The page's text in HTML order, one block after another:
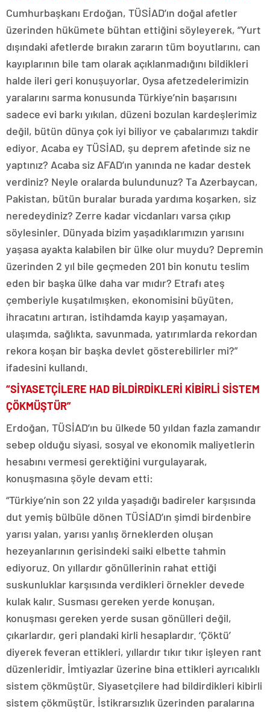
Cumhurbaşkanı Erdoğan, TÜSİAD’ın doğal afetler
üzerinden hükümete bühtan ettiğini söyleyerek, “Yurt
dışındaki afetlerde bırakın zararın tüm boyutlarını, can
kayıplarının bile tam olarak açıklanmadığını bildikleri
halde ileri geri konuşuyorlar. Oysa afetzedelerimizin
yaralarını sarma konusunda Türkiye’nin başarısını
sadece evi barkı yıkılan, düzeni bozulan kardeşlerimiz
değil, bütün dünya çok iyi biliyor ve çabalarımızı takdir
ediyor. Acaba ey TÜSİAD, şu deprem afetinde siz ne
yaptınız? Acaba siz AFAD’ın yanında ne kadar destek
verdiniz? Neyle oralarda bulundunuz? Ta Azerbaycan,
Pakistan, bütün buralar burada yardıma koşarken, siz
neredeydiniz? Zerre kadar vicdanları varsa çıkıp
söylesinler. Dünyada bizim yaşadıklarımızın yarısını
yaşasa ayakta kalabilen bir ülke olur muydu? Depremin
üzerinden 2 yıl bile geçmeden 201 bin konutu teslim
eden bir başka ülke daha var mıdır? Etrafı ateş
çemberiyle kuşatılmışken, ekonomisini büyüten,
ihracatını artıran, istihdamda kayıp yaşamayan,
ulaşımda, sağlıkta, savunmada, yatırımlarda rekordan
rekora koşan bir başka devlet gösterebilirler mi?”
ifadesini kullandı.
“SİYASETÇİLERE HAD BİLDİRDİKLERİ KİBİRLİ SİSTEM
ÇÖKMÜŞTÜR”
Erdoğan, TÜSİAD’ın bu ülkede 50 yıldan fazla zamandır
sebep olduğu siyasi, sosyal ve ekonomik maliyetlerin
hesabını vermesi gerektiğini vurgulayarak,
konuşmasına şöyle devam etti:
“Türkiye’nin son 22 yılda yaşadığı badireler karşısında
dut yemiş bülbüle dönen TÜSİAD’ın şimdi birdenbire
yarısı yalan, yarısı yanlış örneklerden oluşan
hezeyanlarının gerisindeki saiki elbette tahmin
ediyoruz. On yıllardır gönüllerinin rahat ettiği
suskunluklar karşısında verdikleri örnekler devede
kulak kalır. Susması gereken yerde konuşan,
konuşması gereken yerde susan gönülleri değil,
çıkarlardır, geri plandaki kirli hesaplardır. ‘Çöktü’
diyerek feveran ettikleri, yıllardır tıkır tıkır işleyen rant
düzenleridir. İmtiyazlar üzerine bina ettikleri ayrıcalıklı
sistem çökmüştür. Siyasetçilere had bildirdikleri kibirli
sistem çökmüştür. İstikrarsızlık üzerinden paralarına